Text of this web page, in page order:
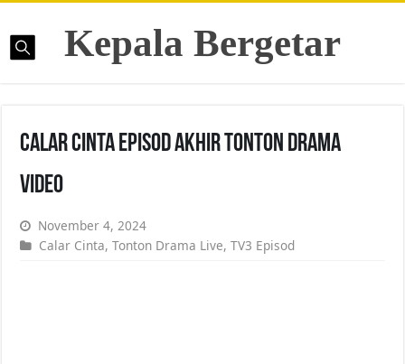
Kepala Bergetar
Calar Cinta Episod Akhir Tonton Drama
Video
November 4, 2024
Calar Cinta,Tonton Drama Live,TV3 Episod